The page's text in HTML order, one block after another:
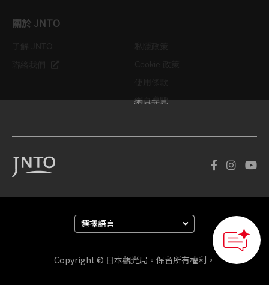
關於 JNTO
網頁導覽
Copyright © 日本觀光局。保留所有權利。